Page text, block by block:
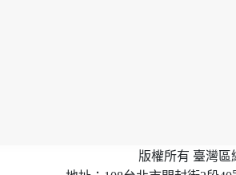
版權所有 臺灣區